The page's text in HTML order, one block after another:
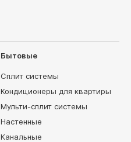
Бытовые
Сплит системы
Кондиционеры для квартиры
Мульти-сплит системы
Настенные
Канальные